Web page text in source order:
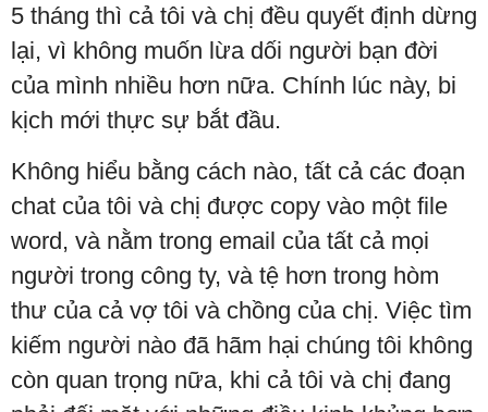
5 tháng thì cả tôi và chị đều quyết định dừng
lại, vì không muốn lừa dối người bạn đời
của mình nhiều hơn nữa. Chính lúc này, bi
kịch mới thực sự bắt đầu.
Không hiểu bằng cách nào, tất cả các đoạn
chat của tôi và chị được copy vào một file
word, và nằm trong email của tất cả mọi
người trong công ty, và tệ hơn trong hòm
thư của cả vợ tôi và chồng của chị. Việc tìm
kiếm người nào đã hãm hại chúng tôi không
còn quan trọng nữa, khi cả tôi và chị đang